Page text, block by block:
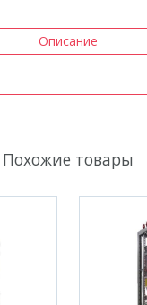
Описание
Похожие товары